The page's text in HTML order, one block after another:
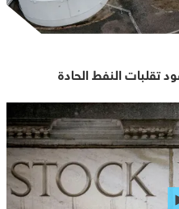
تقلبات النفط الحادة